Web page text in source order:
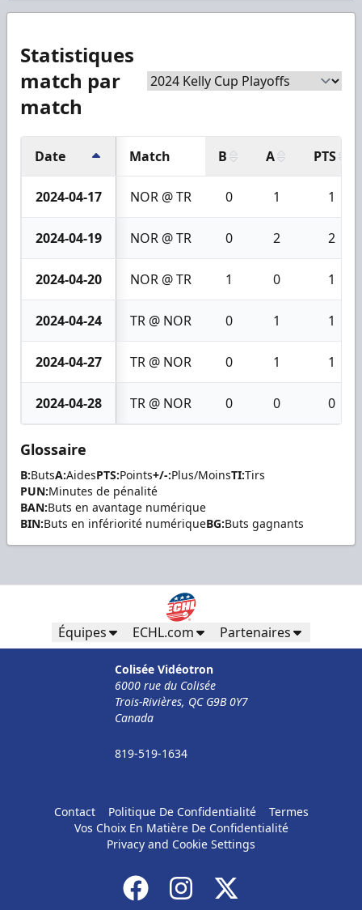
Statistiques
match par
match
Date Match B A PTS
2024-04-17 NOR @ TR 0 1 1
2024-04-19 NOR @ TR 0 2 2
2024-04-20 NOR @ TR 1 0 1
2024-04-24 TR @ NOR 0 1 1
2024-04-27 TR @ NOR 0 1 1
2024-04-28 TR @ NOR 0 0 0
Glossaire
B:ButsA:AidesPTS:Points+/-:Plus/MoinsTI:Tirs
PUN:Minutes de pénalité
BAN:Buts en avantage numérique
BIN:Buts en infériorité numériqueBG:Buts gagnants
Équipes ECHL.com Partenaires
Colisée Vidéotron
6000 rue du Colisée
Trois-Rivières, QC G9B 0Y7
Canada
819-519-1634
Contact Politique De Confidentialité
Termes
Vos Choix En Matière De Confidentialité
Privacy and Cookie Settings